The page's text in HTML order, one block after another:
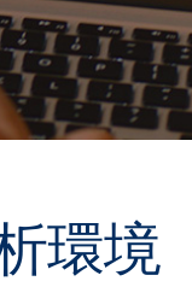
環境